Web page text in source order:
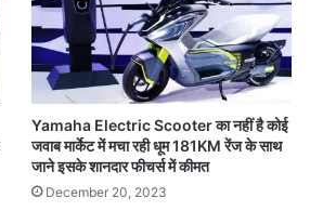
Yamaha Electric Scooter का नहीं है कोई
जवाब मार्केट में मचा रही धूम 181KM रेंज के साथ
जाने इसके शानदार फीचर्स में कीमत
December 20, 2023